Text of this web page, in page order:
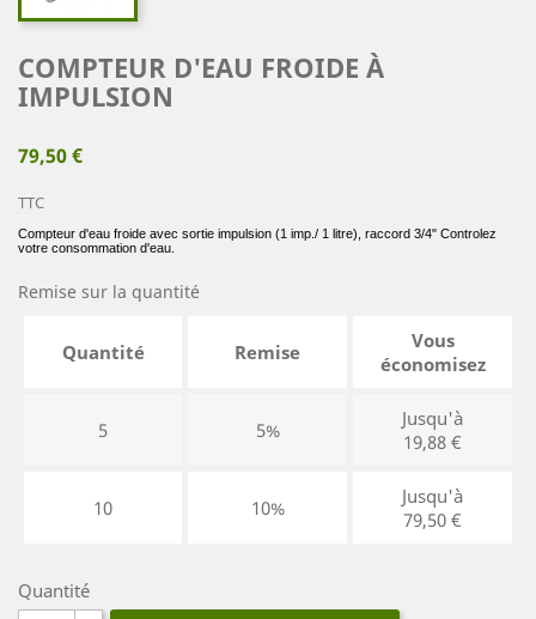
COMPTEUR D'EAU FROIDE À
IMPULSION
79,50 €
TTC
Compteur d'eau froide avec sortie impulsion (1 imp./ 1 litre), raccord 3/4" Controlez
votre consommation d'eau.
Remise sur la quantité
Quantité Remise
Vous
économisez
5 5%
Jusqu'à
19,88 €
10 10%
Jusqu'à
79,50 €
Quantité